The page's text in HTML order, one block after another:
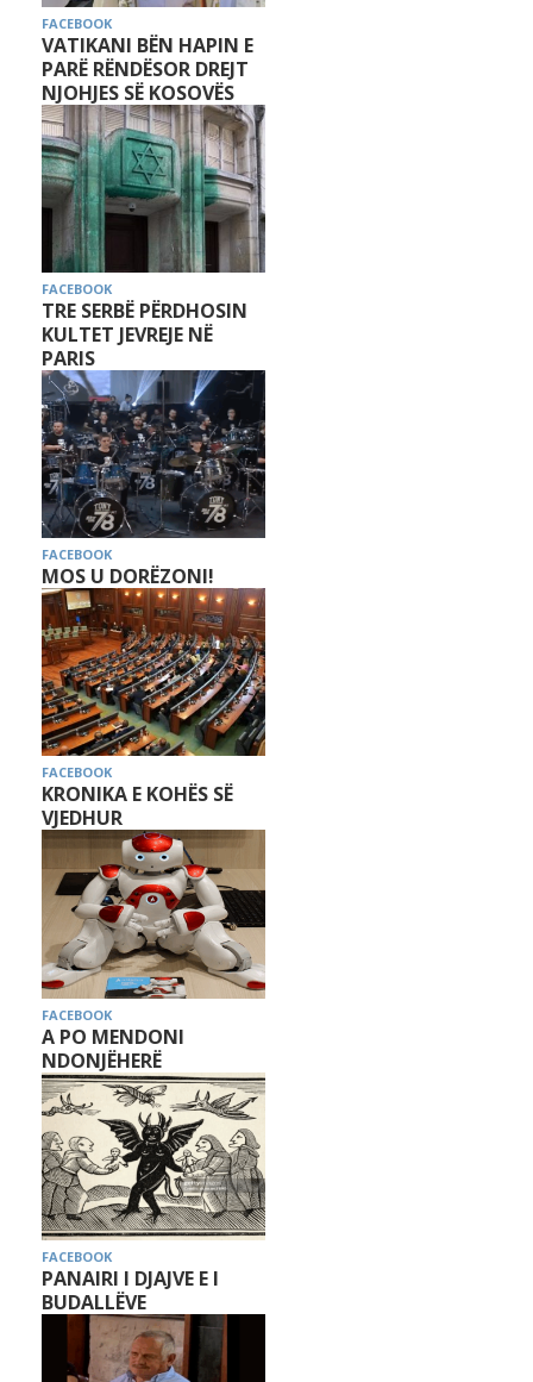
FACEBOOK
VATIKANI BËN HAPIN E
PARË RËNDËSOR DREJT
NJOHJES SË KOSOVËS
FACEBOOK
TRE SERBË PËRDHOSIN
KULTET JEVREJE NË
PARIS
FACEBOOK
MOS U DORËZONI!
FACEBOOK
KRONIKA E KOHËS SË
VJEDHUR
FACEBOOK
A PO MENDONI
NDONJËHERË
FACEBOOK
PANAIRI I DJAJVE E I
BUDALLËVE